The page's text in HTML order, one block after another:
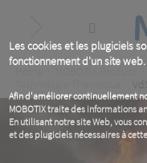
Les cookies et les plugiciels
fonctionnement d'un site web.
Afin d'améliorer continuellement
MOBOTIX traite des informations
En utilisant notre site Web, vous
et des plugiciels nécessaires à
content